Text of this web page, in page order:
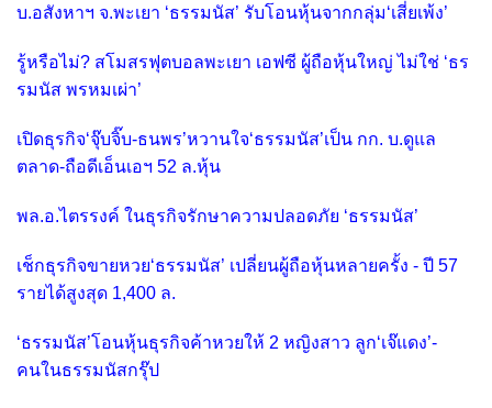
บ.อสังหาฯ จ.พะเยา ‘ธรรมนัส’ รับโอนหุ้นจากกลุ่ม‘เสี่ยเพ้ง’
รู้หรือไม่? สโมสรฟุตบอลพะเยา เอฟซี ผู้ถือหุ้นใหญ่ ไม่ใช่ ‘ธร
รมนัส พรหมเผ่า’
เปิดธุรกิจ‘จุ๊บจิ๊บ-ธนพร’หวานใจ‘ธรรมนัส’เป็น กก. บ.ดูแล
ตลาด-ถือดีเอ็นเอฯ 52 ล.หุ้น
พล.อ.ไตรรงค์ ในธุรกิจรักษาความปลอดภัย ‘ธรรมนัส’
เช็กธุรกิจขายหวย‘ธรรมนัส’ เปลี่ยนผู้ถือหุ้นหลายครั้ง - ปี 57
รายได้สูงสุด 1,400 ล.
‘ธรรมนัส’โอนหุ้นธุรกิจค้าหวยให้ 2 หญิงสาว ลูก‘เจ๊แดง’-
คนในธรรมนัสกรุ๊ป